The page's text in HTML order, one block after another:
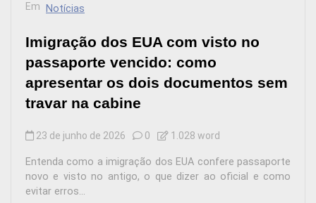
Em Notícias
Imigração dos EUA com visto no
passaporte vencido: como
apresentar os dois documentos sem
travar na cabine
23 de junho de 2026 0 1.028 word
Entenda como a imigração dos EUA confere passaporte
novo e visto no antigo, o que dizer ao oficial e como
evitar erros...